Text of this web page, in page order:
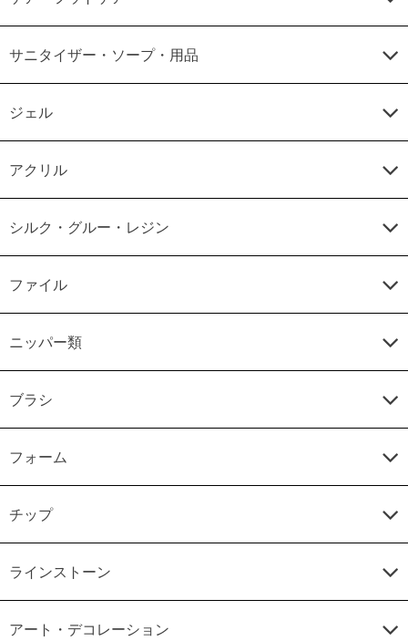
サニタイザー・ソープ・用品
ジェル
アクリル
シルク・グルー・レジン
ファイル
ニッパー類
ブラシ
フォーム
チップ
ラインストーン
アート・デコレーション